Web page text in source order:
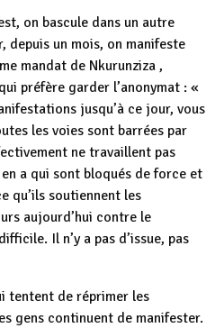
on bascule dans un autre
depuis un mois, on manifeste
mandat de Nkurunziza ,
préfère garder l’anonymat : «
jusqu’à ce jour, vous
les voies sont barrées par
ne travaillent pas
a qui sont bloqués de force et
qu’ils soutiennent les
aujourd’hui contre le
Il n’y a pas d’issue, pas
tentent de réprimer les
gens continuent de manifester.